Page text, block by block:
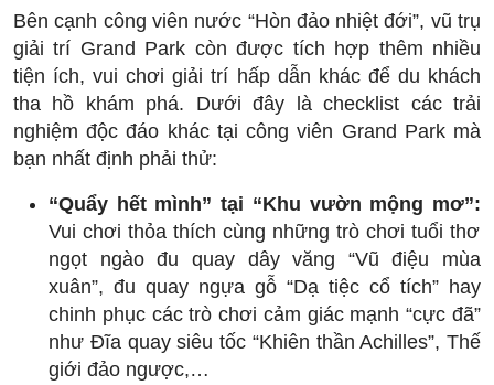
Bên cạnh công viên nước “Hòn đảo nhiệt đới”, vũ trụ
giải trí Grand Park còn được tích hợp thêm nhiều
tiện ích, vui chơi giải trí hấp dẫn khác để du khách
tha hồ khám phá. Dưới đây là checklist các trải
nghiệm độc đáo khác tại công viên Grand Park mà
bạn nhất định phải thử:
“Quẩy hết mình” tại “Khu vườn mộng mơ”:
Vui chơi thỏa thích cùng những trò chơi tuổi thơ
ngọt ngào đu quay dây văng “Vũ điệu mùa
xuân”, đu quay ngựa gỗ “Dạ tiệc cổ tích” hay
chinh phục các trò chơi cảm giác mạnh “cực đã”
như Đĩa quay siêu tốc “Khiên thần Achilles”, Thế
giới đảo ngược,…